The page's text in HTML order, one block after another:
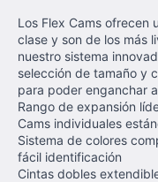
Los Flex Cams ofrecen
clase y son de los más
nuestro sistema
selección de tamaño y
para poder enganchar
Rango de expansión
Cams individuales
Sistema de colores
fácil identificación
Cintas dobles